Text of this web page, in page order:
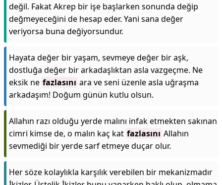
değil. Fakat Akrep bir işe başlarken sonunda değip
değmeyeceğini de hesap eder. Yani sana değer
veriyorsa buna değiyorsundur.
Hayata değer bir yaşam, sevmeye değer bir aşk,
dostluğa değer bir arkadaşlıktan asla vazgeçme. Ne
eksik ne fazlasını ara ve seni üzenle asla uğraşma
arkadaşım! Doğum günün kutlu olsun.
Allahın razı olduğu yerde malını infak etmekten sakınan
cimri kimse de, o malın kaç kat fazlasını Allahın
sevmediği bir yerde sarf etmeye duçar olur.
Her söze kolaylıkla karşılık verebilen bir mekanizmadır